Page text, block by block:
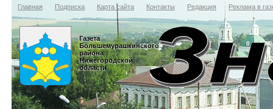
Главная Подписка Карта сайта Контакты Редакция Реклама в
Газета
Большемурашкинского
района
Нижегородской
области